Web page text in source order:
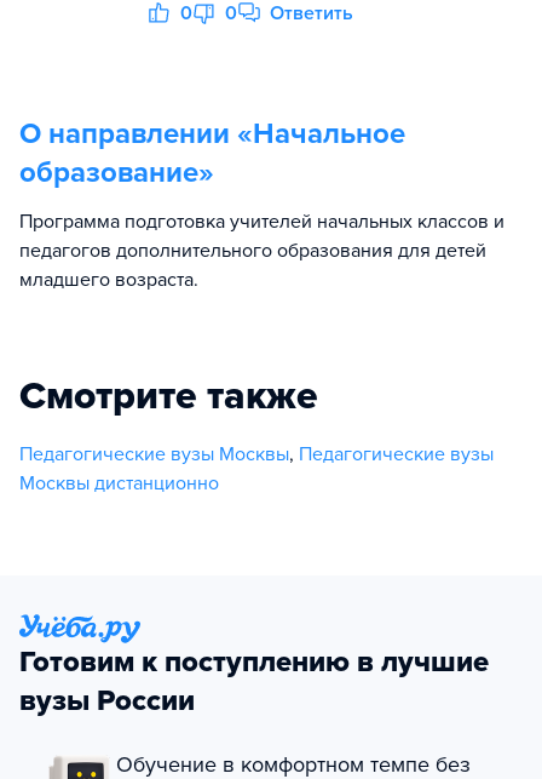
0 0 Ответить
О направлении «Начальное
образование»
Программа подготовка учителей начальных классов и
педагогов дополнительного образования для детей
младшего возраста.
Смотрите также
Педагогические вузы Москвы, Педагогические вузы
Москвы дистанционно
Готовим к поступлению в лучшие
вузы России
Обучение в комфортном темпе без